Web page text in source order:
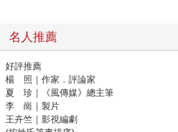
名人推薦
好評推薦
楊 照｜作家．評論家
夏 珍｜《風傳媒》總主筆
李 崗｜製片
王卉竺｜影視編劇